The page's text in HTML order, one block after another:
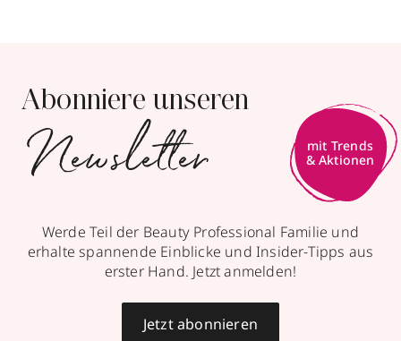
Termin vereinbaren
Mehr Informationen
Abonniere unseren
Newsletter
mit Trends
& Aktionen
Werde Teil der Beauty Professional Familie und
erhalte spannende Einblicke und Insider-Tipps aus
erster Hand. Jetzt anmelden!
Jetzt abonnieren